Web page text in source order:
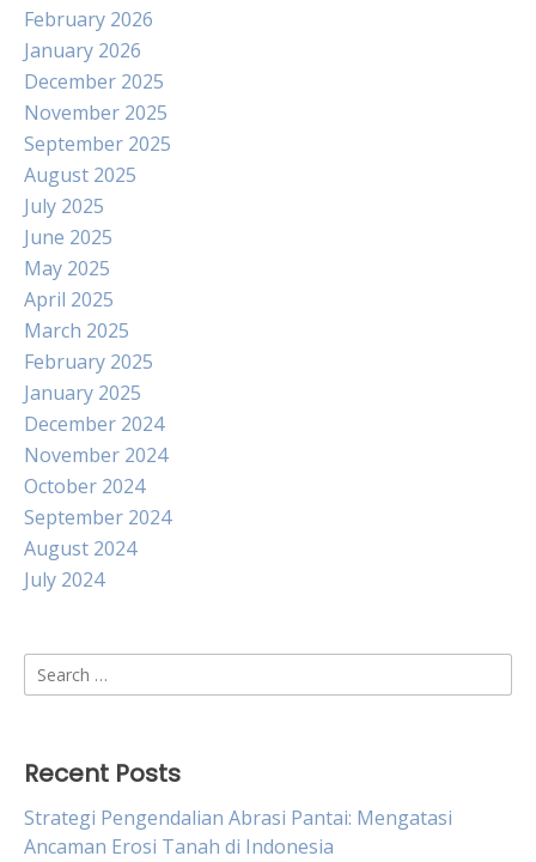
February 2026
January 2026
December 2025
November 2025
September 2025
August 2025
July 2025
June 2025
May 2025
April 2025
March 2025
February 2025
January 2025
December 2024
November 2024
October 2024
September 2024
August 2024
July 2024
Search
for:
Recent Posts
Strategi Pengendalian Abrasi Pantai: Mengatasi
Ancaman Erosi Tanah di Indonesia